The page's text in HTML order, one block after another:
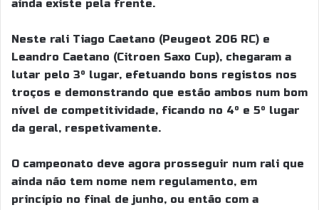
ainda existe pela frente.
Neste rali Tiago Caetano (Peugeot 206 RC) e
Leandro Caetano (Citroen Saxo Cup), chegaram a
lutar pelo 3º lugar, efetuando bons registos nos
troços e demonstrando que estão ambos num bom
nível de competitividade, ficando no 4º e 5º lugar
da geral, respetivamente.
O campeonato deve agora prosseguir num rali que
ainda não tem nome nem regulamento, em
princípio no final de junho, ou então com a